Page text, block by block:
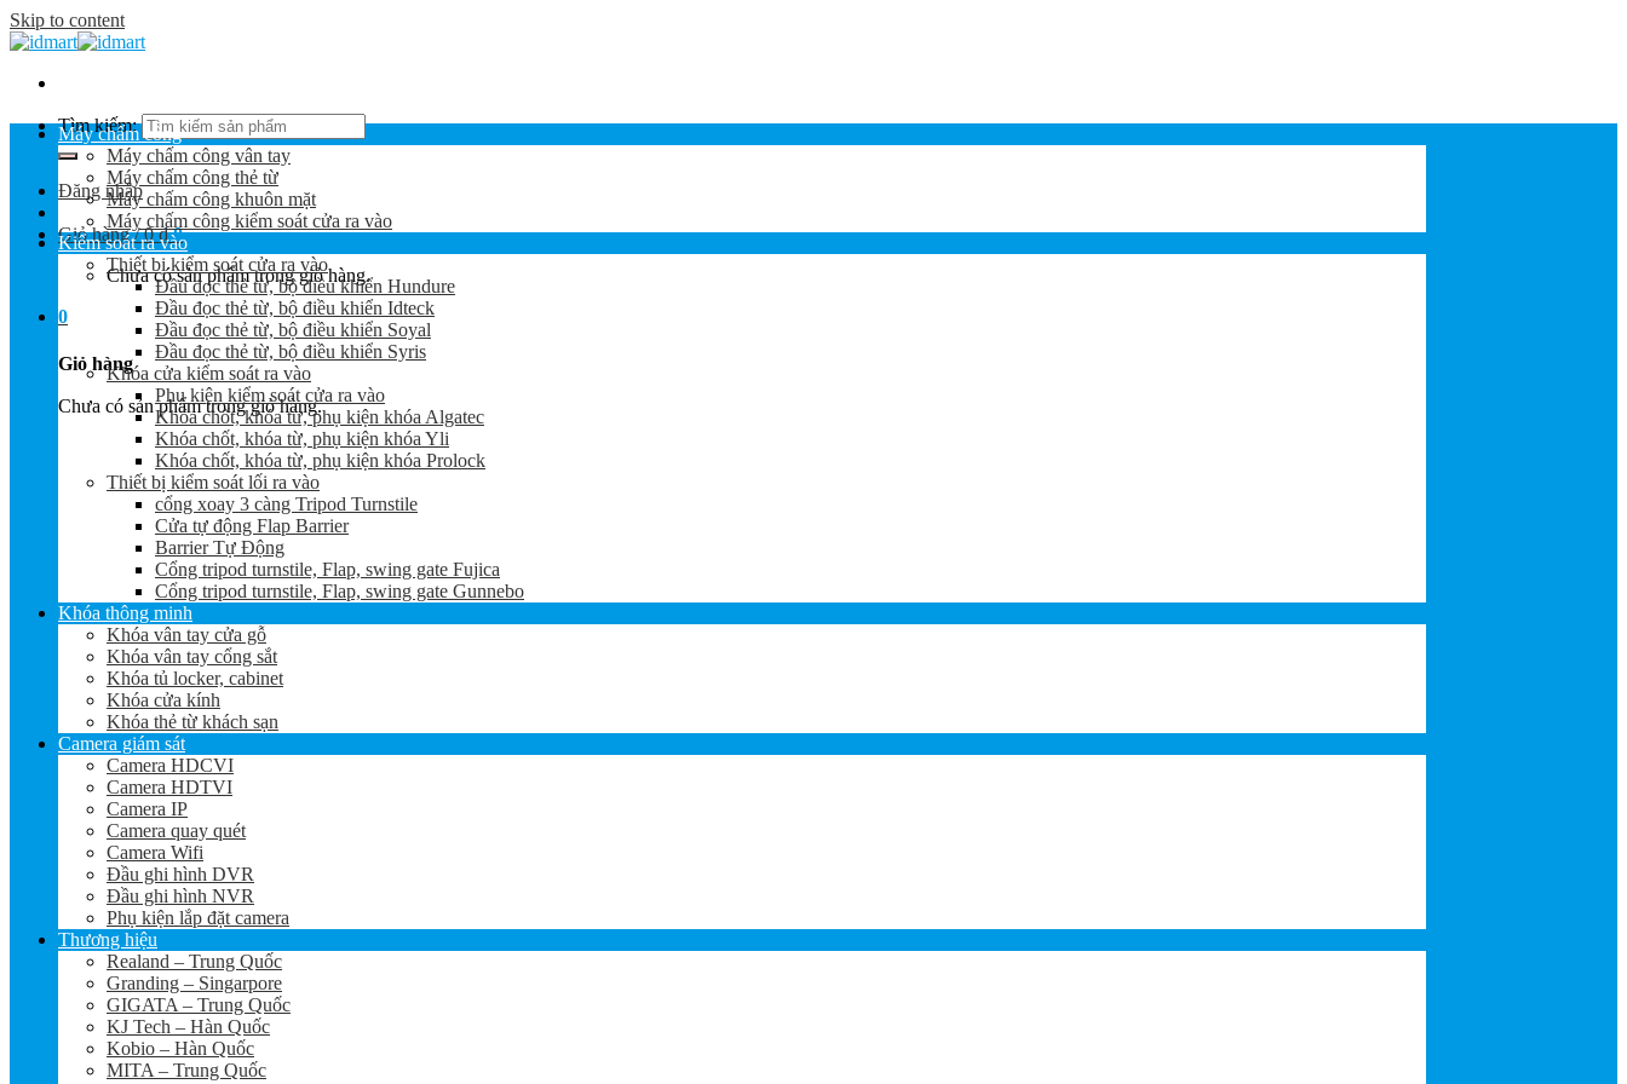
Skip to content
Tìm kiếm:
Đăng nhập
Giỏ hàng /0₫ 0
Chưa có sản phẩm trong giỏ hàng.
0
Giỏ hàng
Chưa có sản phẩm trong giỏ hàng.
Máy chấm công
Máy chấm công vân tay
Máy chấm công thẻ từ
Máy chấm công khuôn mặt
Máy chấm công kiểm soát cửa ra vào
Kiểm soát ra vào
Thiết bị kiểm soát cửa ra vào
Đầu đọc thẻ từ, bộ điều khiển Hundure
Đầu đọc thẻ từ, bộ điều khiển Idteck
Đầu đọc thẻ từ, bộ điều khiển Soyal
Đầu đọc thẻ từ, bộ điều khiển Syris
Khóa cửa kiểm soát ra vào
Phụ kiện kiểm soát cửa ra vào
Khóa chốt, khóa từ, phụ kiện khóa Algatec
Khóa chốt, khóa từ, phụ kiện khóa Yli
Khóa chốt, khóa từ, phụ kiện khóa Prolock
Thiết bị kiểm soát lối ra vào
cổng xoay 3 càng Tripod Turnstile
Cửa tự động Flap Barrier
Barrier Tự Động
Cổng tripod turnstile, Flap, swing gate Fujica
Cổng tripod turnstile, Flap, swing gate Gunnebo
Khóa thông minh
Khóa vân tay cửa gỗ
Khóa vân tay cổng sắt
Khóa tủ locker, cabinet
Khóa cửa kính
Khóa thẻ từ khách sạn
Camera giám sát
Camera HDCVI
Camera HDTVI
Camera IP
Camera quay quét
Camera Wifi
Đầu ghi hình DVR
Đầu ghi hình NVR
Phụ kiện lắp đặt camera
Thương hiệu
Realand – Trung Quốc
Granding – Singarpore
GIGATA – Trung Quốc
KJ Tech – Hàn Quốc
Kobio – Hàn Quốc
MITA – Trung Quốc